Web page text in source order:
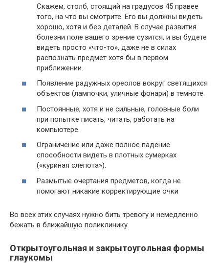
Скажем, столб, стоящий на градусов 45 правее
того, на что вы смотрите. Его вы должны видеть
хорошо, хотя и без деталей. В случае развития
болезни поле вашего зрение сузится, и вы будете
видеть просто «что-то», даже не в силах
распознать предмет хотя бы в первом
приближении.
Появление радужных ореолов вокруг светящихся
объектов (лампочки, уличные фонари) в темноте.
Постоянные, хотя и не сильные, головные боли
при попытке писать, читать, работать на
компьютере.
Ограничение или даже полное падение
способности видеть в плотных сумерках
(«куриная слепота»).
Размытые очертания предметов, когда не
помогают никакие корректирующие очки
Во всех этих случаях нужно бить тревогу и немедленно
бежать в ближайшую поликлинику.
Открытоугольная и закрытоугольная формы
глаукомы